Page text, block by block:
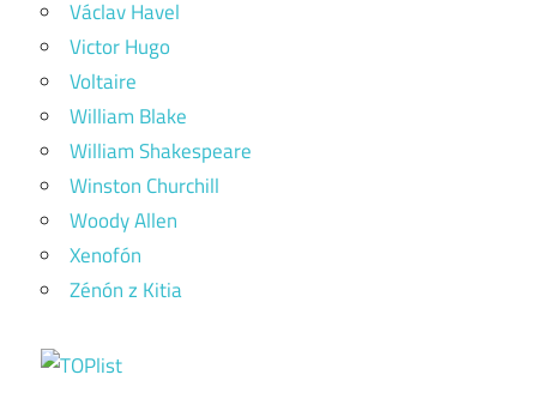
Václav Havel
Victor Hugo
Voltaire
William Blake
William Shakespeare
Winston Churchill
Woody Allen
Xenofón
Zénón z Kitia